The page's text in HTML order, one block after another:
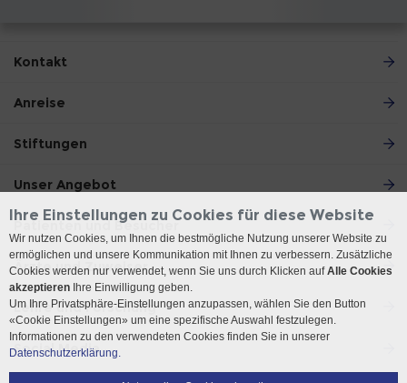
Kontakt
Anreise
Stiftungen
Unser Angebot
Patienten und Besucher
Ärzte und Zuweiser
Lehre und Forschung
Social Media
Ihre Einstellungen zu Cookies für diese Website
Wir nutzen Cookies, um Ihnen die bestmögliche Nutzung unserer Website zu
ermöglichen und unsere Kommunikation mit Ihnen zu verbessern. Zusätzliche
Cookies werden nur verwendet, wenn Sie uns durch Klicken aufAlle Cookies
akzeptieren Ihre Einwilligung geben.
Um Ihre Privatsphäre-Einstellungen anzupassen, wählen Sie den Button
«Cookie Einstellungen» um eine spezifische Auswahl festzulegen.
Informationen zu den verwendeten Cookies finden Sie in unserer
Datenschutzerklärung.